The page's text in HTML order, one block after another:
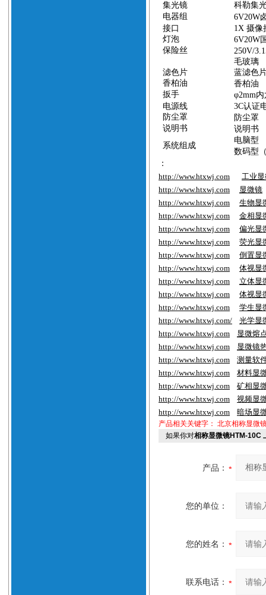
集光镜
科勒集
电器组
6V20W
接口
1X摄像
灯泡
6V20W
保险丝
250V/
滤色片
毛玻璃
蓝滤色
香柏油
香柏油
扳手
φ2mm
电源线
3C认证
防尘罩
防尘罩
说明书
说明书
系统组成
电脑型
数码型
：
http://www.htxwj.com
工业
http://www.htxwj.com
显微镜
http://www.htxwj.com
生物显
http://www.htxwj.com
金相显
http://www.htxwj.com
偏光显
http://www.htxwj.com
荧光显
http://www.htxwj.com
倒置显
http://www.htxwj.com
体视显
http://www.htxwj.com
立体显
http://www.htxwj.com
体视显
http://www.htxwj.com
学生显
http://www.htxwj.com/
光学显
http://www.htxwj.com
显微熔
http://www.htxwj.com
显微镜
http://www.htxwj.com
测量软
http://www.htxwj.com
材料显
http://www.htxwj.com
矿相显
http://www.htxwj.com
视频显
http://www.htxwj.com
暗场显
产品相关关键字： 北京相称显微
如果你对相称显微镜HTM-10C
产品：
您的单位：
您的姓名：
联系电话：